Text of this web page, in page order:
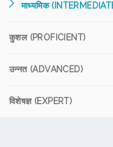
माध्यमिक
कुशल (PROFICIENT)
उन्नत (ADVANCED)
विशेषज्ञ (EXPERT)